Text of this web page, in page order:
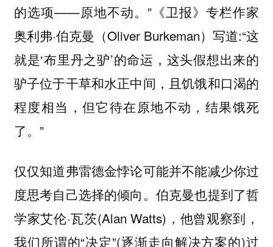
的选项——原地不动。”《卫报》专栏作家
奥利弗·伯克曼（Oliver Burkeman）写道:“这
就是‘布里丹之驴’的命运，这头假想出来的
驴子位于干草和水正中间，且饥饿和口渴的
程度相当，但它待在原地不动，结果饿死
了。”
仅仅知道弗雷德金悖论可能并不能减少你过
度思考自己选择的倾向。伯克曼也提到了哲
学家艾伦·瓦茨(Alan Watts)，他曾观察到，
我们所谓的“决定”(逐渐走向解决方案的)过